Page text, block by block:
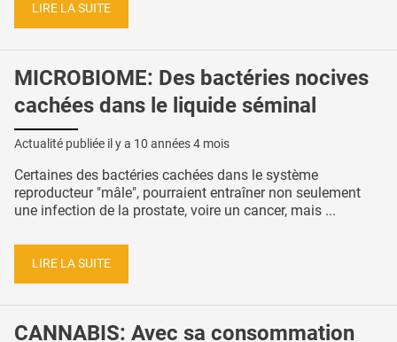
LIRE LA SUITE
MICROBIOME: Des bactéries nocives
cachées dans le liquide séminal
Actualité publiée il y a 10 années 4 mois
Certaines des bactéries cachées dans le système
reproducteur "mâle", pourraient entraîner non seulement
une infection de la prostate, voire un cancer, mais ...
LIRE LA SUITE
CANNABIS: Avec sa consommation